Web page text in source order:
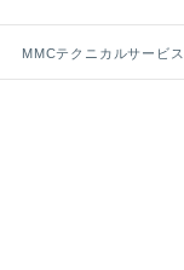
MMCテクニカルサービ